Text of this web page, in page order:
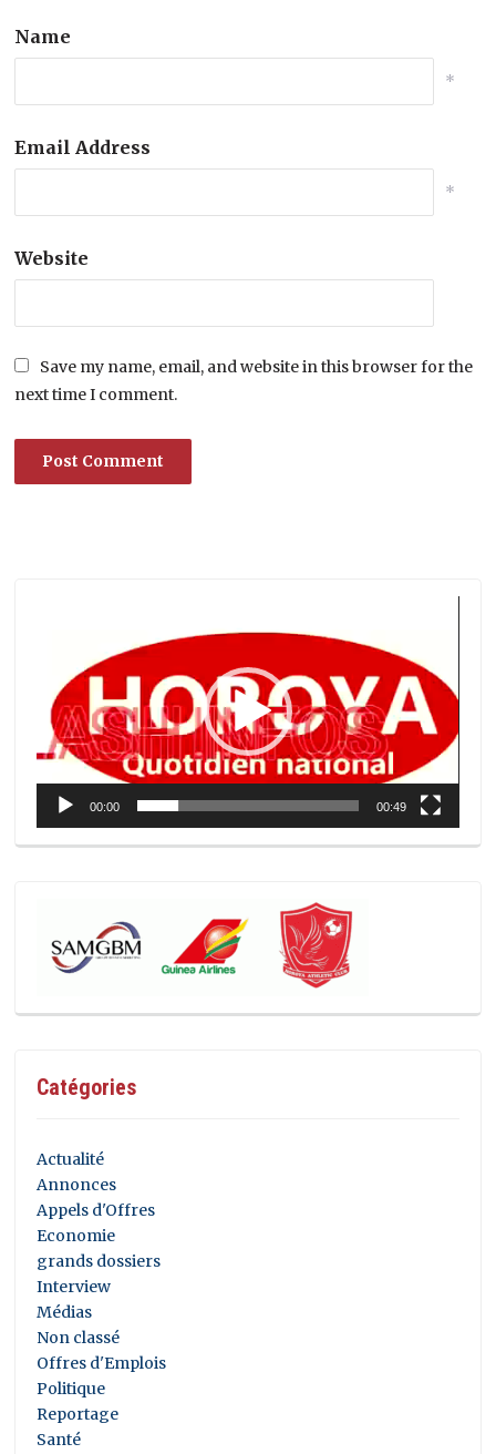
Name
*
Email Address
*
Website
Save my name, email, and website in this browser for the
next time I comment.
00:00 00:49
Catégories
Actualité
Annonces
Appels d'Offres
Economie
grands dossiers
Interview
Médias
Non classé
Offres d'Emplois
Politique
Reportage
Santé